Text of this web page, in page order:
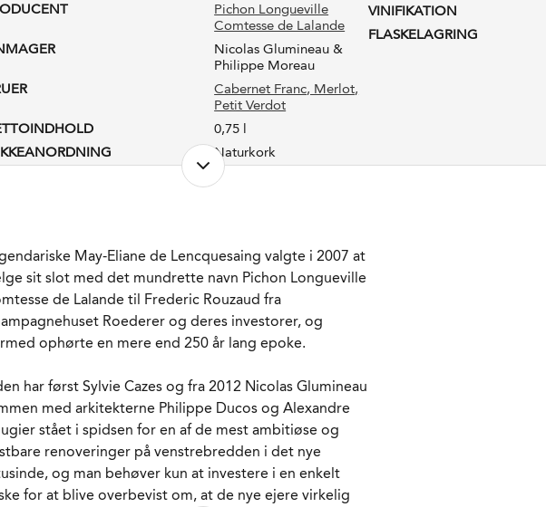
Pichon Longueville
Comtesse de Lalande
Nicolas Glumineau &
Philippe Moreau
Cabernet Franc, Merlot,
Petit Verdot
0,75 l
Naturkork
HVE (Haute Valeur
65% nye. Resten én gang
brugte.
HOLDBARHED
25-35 år fra høståret.
TEMPERATUR
15 - 17°C
Trækasse OWC 6 fl.
222932
VINIFIKATION
FLASKELAGRING
May-Eliane de Lencquesaing valgte i 2007 at
sit slot med det mundrette navn Pichon Longueville
de Lalande til Frederic Rouzaud fra
Roederer og deres investorer, og
ophørte en mere end 250 år lang epoke.
har først Sylvie Cazes og fra 2012 Nicolas Glumineau
med arkitekterne Philippe Ducos og Alexandre
stået i spidsen for en af de mest ambitiøse og
renoveringer på venstrebredden i det nye
og man behøver kun at investere i en enkelt
for at blive overbevist om, at de nye ejere virkelig